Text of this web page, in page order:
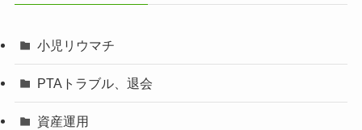
小児リウマチ
PTAトラブル、退会
資産運用